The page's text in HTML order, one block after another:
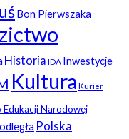
Bon Pierwszaka
Historia IDA Inwestycje
Kultura Kurier
Narodowej
Polska